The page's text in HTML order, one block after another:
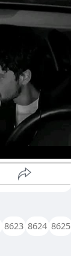
8623 8624 8625